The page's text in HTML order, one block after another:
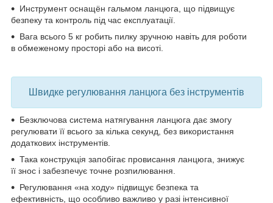
Инструмент оснащён гальмом ланцюга , що підвищує
безпеку та контроль під час експлуатації.
Вага всього 5 кг робить пилку зручною навіть для роботи
в обмеженому просторі або на висоті.
Швидке регулювання ланцюга без інструментів
Безключова система натягування ланцюга дає змогу
регулювати її всього за кілька секунд, без використання
додаткових інструментів.
Така конструкція запобігає провисання ланцюга , знижує
її знос і забезпечує точне розпилювання.
Регулювання «на ходу» підвищує безпека та
ефективність , що особливо важливо у разі інтенсивної